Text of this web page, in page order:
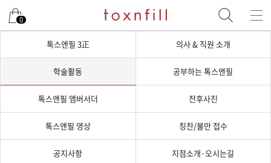
0
톡스앤필 3正 의사 & 직원 소개
학술활동 공부하는 톡스앤필
톡스앤필 앰버서더 전후사진
톡스앤필 영상 칭찬/불만 접수
공지사항 지점소개·오시는길